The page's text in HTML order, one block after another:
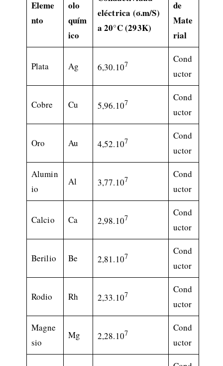
Eleme
nto
olo
quím
ico
eléctrica (σ.m/S)
a 20°C (293K)
de
Mate
rial
Plata Ag 6,30.107
Cond
uctor
Cobre Cu 5,96.107
Cond
uctor
Oro Au 4,52.107
Cond
uctor
Alumin
io
Al 3,77.107
Cond
uctor
Calcio Ca 2,98.107
Cond
uctor
Berilio Be 2,81.107
Cond
uctor
Rodio Rh 2,33.107
Cond
uctor
Magne
sio
Mg 2,28.107
Cond
uctor